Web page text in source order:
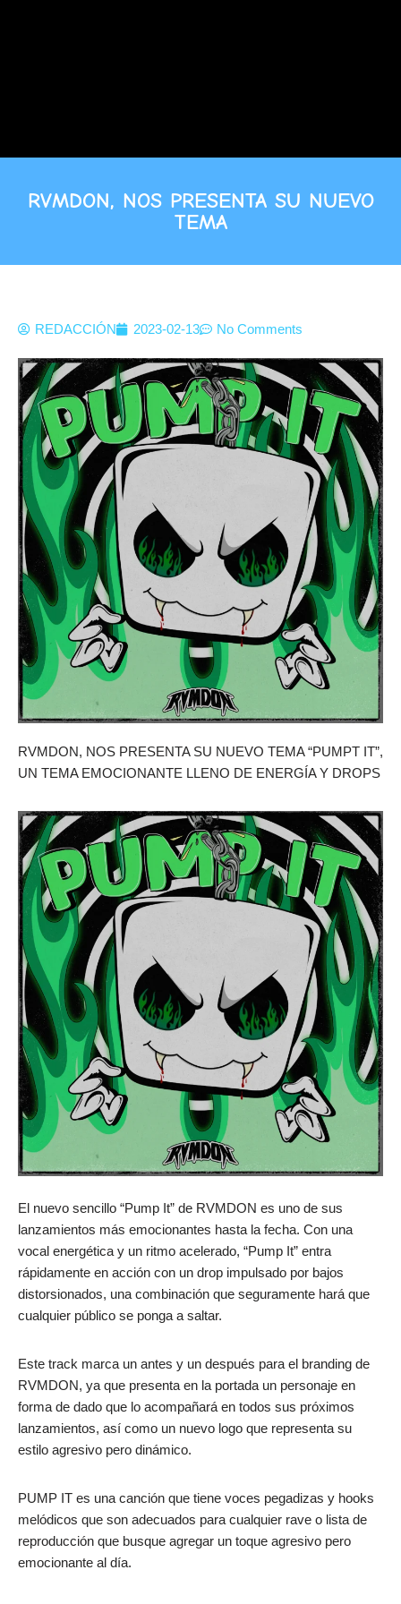
RVMDON, NOS PRESENTA SU NUEVO
TEMA
REDACCIÓN 2023-02-13 No Comments
RVMDON, NOS PRESENTA SU NUEVO TEMA “PUMPT IT”,
UN TEMA EMOCIONANTE LLENO DE ENERGÍA Y DROPS
El nuevo sencillo “Pump It” de RVMDON es uno de sus
lanzamientos más emocionantes hasta la fecha. Con una
vocal energética y un ritmo acelerado, “Pump It” entra
rápidamente en acción con un drop impulsado por bajos
distorsionados, una combinación que seguramente hará que
cualquier público se ponga a saltar.
Este track marca un antes y un después para el branding de
RVMDON, ya que presenta en la portada un personaje en
forma de dado que lo acompañará en todos sus próximos
lanzamientos, así como un nuevo logo que representa su
estilo agresivo pero dinámico.
PUMP IT es una canción que tiene voces pegadizas y hooks
melódicos que son adecuados para cualquier rave o lista de
reproducción que busque agregar un toque agresivo pero
emocionante al día.